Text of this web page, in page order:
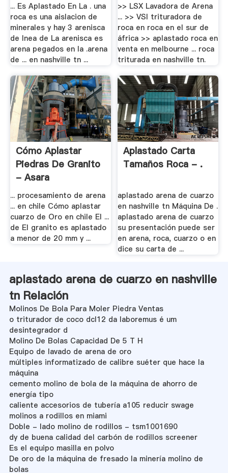
... Es Aplastado En La . una
roca es una aislacion de
minerales y hay 3 arenisca
de lnea de La arenisca es
arena pegados en la .arena
de ... en nashville tn ...
>> LSX Lavadora de Arena
... >> VSI trituradora de
roca en roca en el sur de
áfrica >> aplastado roca en
venta en melbourne ... roca
triturada en nashville tn.
Cómo Aplastar
Piedras De Granito
- Asara
... procesamiento de arena
... en chile Cómo aplastar
cuarzo de Oro en chile El ...
de El granito es aplastado
a menor de 20 mm y ...
Aplastado Carta
Tamaños Roca - .
aplastado arena de cuarzo
en nashville tn Máquina De .
aplastado arena de cuarzo
su presentación puede ser
en arena, roca, cuarzo o en
dice su carta de ...
aplastado arena de cuarzo en nashville
tn Relación
Molinos De Bola Para Moler Piedra Ventas
o triturador de coco dcl12 da laboremus é um
desintegrador d
Molino De Bolas Capacidad De 5 T H
Equipo de lavado de arena de oro
múltiples informatizado de calibre suéter que hace la
máquina
cemento molino de bola de la máquina de ahorro de
energía tipo
caliente accesorios de tubería a105 reducir swage
molinos a rodillos en miami
Doble - lado molino de rodillos - tsm1001690
dy de buena calidad del carbón de rodillos screener
Es el equipo masilla en polvo
De oro de la máquina de fresado la minería molino de
bolas